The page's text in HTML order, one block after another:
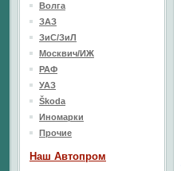
Волга
ЗАЗ
ЗиС/ЗиЛ
Москвич/ИЖ
РАФ
УАЗ
Škoda
Иномарки
Прочие
Наш Aвтопром